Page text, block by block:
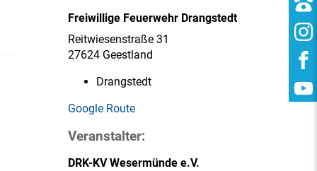
Freiwillige Feuerwehr Drangstedt
Reitwiesenstraße 31
27624 Geestland
Drangstedt
Google Route
Veranstalter:
DRK-KV Wesermünde e.V.